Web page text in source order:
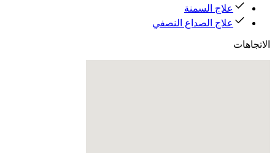
علاج السمنة
علاج الصداع النصفي
الاتجاهات